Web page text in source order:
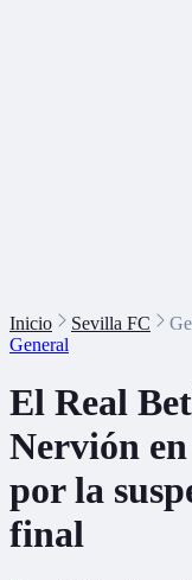
Inicio Sevilla FC
General
El Real
Nervión
por la
final